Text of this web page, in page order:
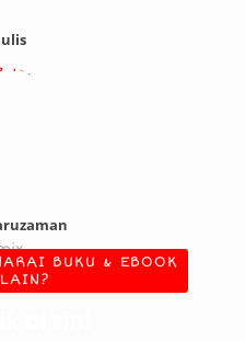
BUKU & EBOOK